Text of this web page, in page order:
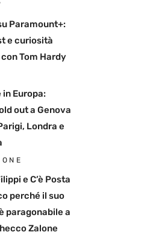
Paramount+:
e curiosità
Tom Hardy
in Europa:
out a Genova
Londra e
e C’è Posta
perché il suo
paragonabile a
Zalone